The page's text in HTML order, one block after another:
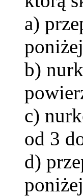
a)
b)
c)
od 3
d)